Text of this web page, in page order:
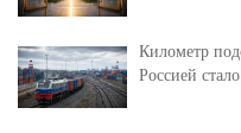
Километр
Россией